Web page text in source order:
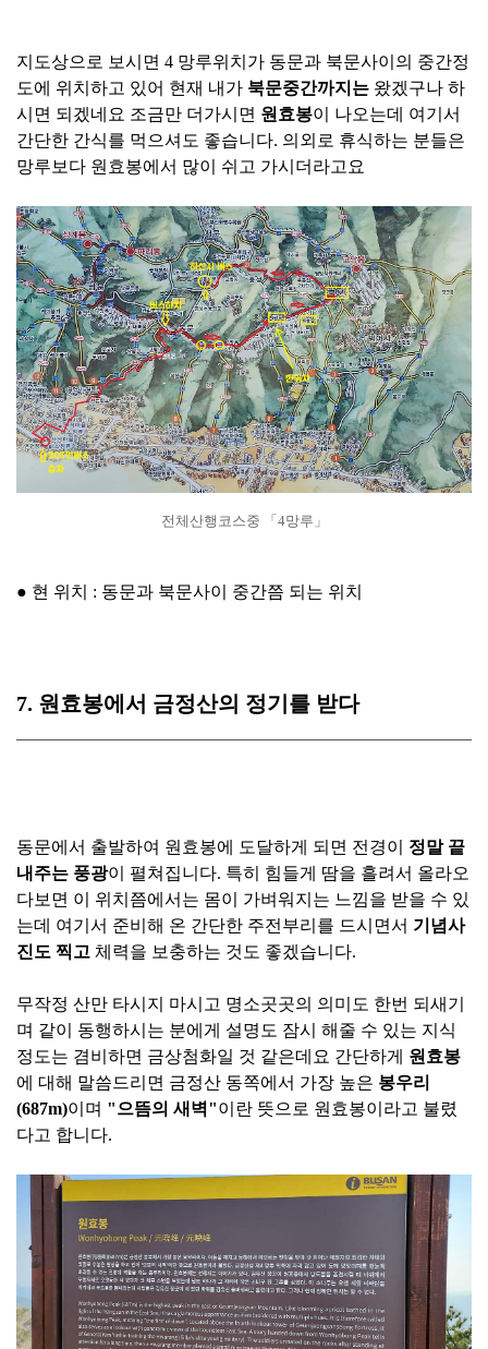
지도상으로 보시면 4 망루위치가 동문과 북문사이의 중간정
도에 위치하고 있어 현재 내가 북문중간까지는 왔겠구나 하
시면 되겠네요 조금만 더가시면 원효봉이 나오는데 여기서
간단한 간식를 먹으셔도 좋습니다. 의외로 휴식하는 분들은
망루보다 원효봉에서 많이 쉬고 가시더라고요
전체산행코스중 「4망루」
● 현 위치 : 동문과 북문사이 중간쯤 되는 위치
7. 원효봉에서 금정산의 정기를 받다
동문에서 출발하여 원효봉에 도달하게 되면 전경이 정말 끝
내주는 풍광이 펼쳐집니다. 특히 힘들게 땀을 흘려서 올라오
다보면 이 위치쯤에서는 몸이 가벼워지는 느낌을 받을 수 있
는데 여기서 준비해 온 간단한 주전부리를 드시면서 기념사
진도 찍고 체력을 보충하는 것도 좋겠습니다.
무작정 산만 타시지 마시고 명소곳곳의 의미도 한번 되새기
며 같이 동행하시는 분에게 설명도 잠시 해줄 수 있는 지식
정도는 겸비하면 금상첨화일 것 같은데요 간단하게 원효봉
에 대해 말씀드리면 금정산 동쪽에서 가장 높은 봉우리
(687m)이며 "으뜸의 새벽"이란 뜻으로 원효봉이라고 불렸
다고 합니다.